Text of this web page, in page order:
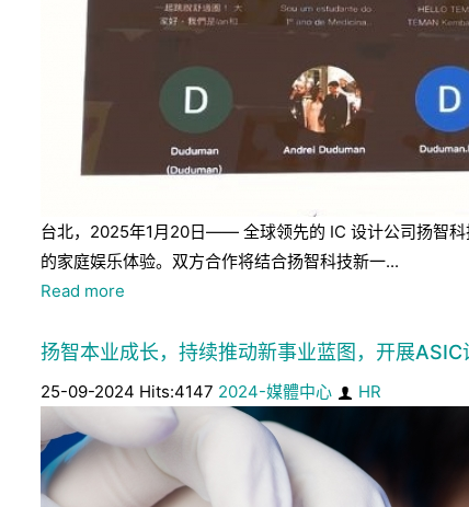
台北，2025年1月20日—— 全球领先的 IC 设计公司扬智科
的家庭娱乐体验。双方合作将结合扬智科技新一...
Read more
扬智本业成长，持续推动新事业蓝图，开展
25-09-2024 Hits:4147 2024-媒體中心 HR